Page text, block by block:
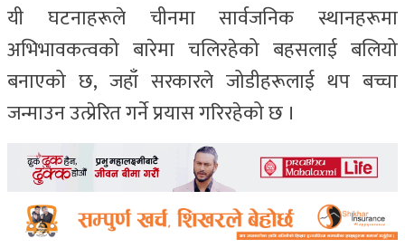
यी घटनाहरूले चीनमा सार्वजनिक स्थानहरूमा
अभिभावकत्वको बारेमा चलिरहेको बहसलाई बलियो
बनाएको छ, जहाँ सरकारले जोडीहरूलाई थप बच्चा
जन्माउन उत्प्रेरित गर्ने प्रयास गरिरहेको छ ।